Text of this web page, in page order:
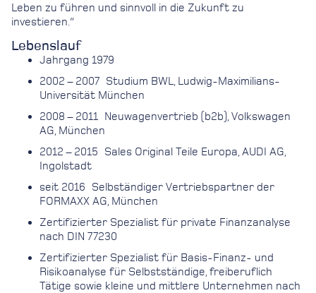
Leben zu führen und sinnvoll in die Zukunft zu
investieren.“
Lebenslauf
Jahrgang 1979
2002 – 2007 Studium BWL, Ludwig-Maximilians-
Universität München
2008 – 2011 Neuwagenvertrieb (b2b), Volkswagen
AG, München
2012 – 2015 Sales Original Teile Europa, AUDI AG,
Ingolstadt
seit 2016 Selbständiger Vertriebspartner der
FORMAXX AG, München
Zertifizierter Spezialist für private Finanzanalyse
nach DIN 77230
Zertifizierter Spezialist für Basis-Finanz- und
Risikoanalyse für Selbstständige, freiberuflich
Tätige sowie kleine und mittlere Unternehmen nach